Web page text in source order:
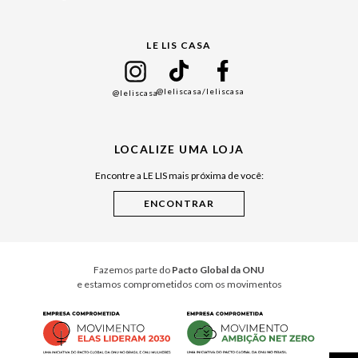
Cuidados Casa
LE LIS CASA
@leliscasa@leliscasa/leliscasa
LOCALIZE UMA LOJA
Encontre a LE LIS mais próxima de você:
Fazemos parte do Pacto Global da ONU
e estamos comprometidos com os movimentos